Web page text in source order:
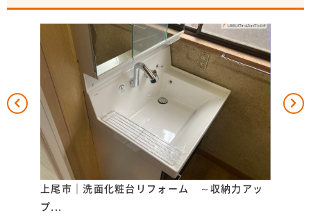
上尾市｜洗面化粧台リフォーム ～収納力アッ
プ...